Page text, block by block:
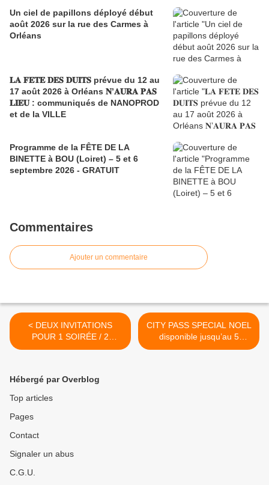
Un ciel de papillons déployé début
août 2026 sur la rue des Carmes à
Orléans
𝐋𝐀 𝐅𝐄𝐓𝐄 𝐃𝐄𝐒 𝐃𝐔𝐈𝐓𝐒 prévue du 12 au
17 août 2026 à Orléans 𝐍’𝐀𝐔𝐑𝐀 𝐏𝐀𝐒
𝐋𝐈𝐄𝐔 : communiqués de NANOPROD
et de la VILLE
Programme de la FÊTE DE LA
BINETTE à BOU (Loiret) – 5 et 6
septembre 2026 - GRATUIT
Commentaires
Ajouter un commentaire
< DEUX INVITATIONS
POUR 1 SOIRÉE / 2
CONCERTS #De...
CITY PASS SPECIAL NOEL
disponible jusqu’au 5
janvier 2020 : 8 coupons
Hébergé par Overblog
Top articles
Pages
Contact
Signaler un abus
C.G.U.